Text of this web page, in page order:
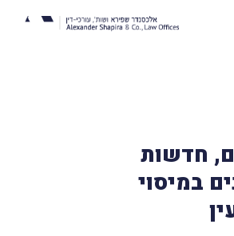
חדשות
במיסוי